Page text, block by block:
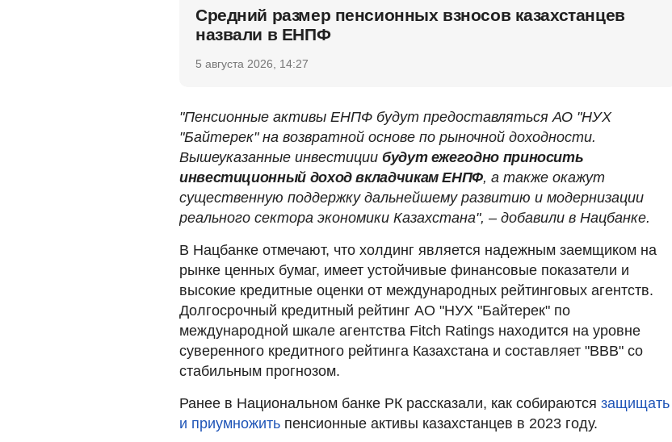
Средний размер пенсионных взносов казахстанцев
назвали в ЕНПФ
5 августа 2026, 14:27
"Пенсионные активы ЕНПФ будут предоставляться АО "НУХ
"Байтерек" на возвратной основе по рыночной доходности.
Вышеуказанные инвестиции будут ежегодно приносить
инвестиционный доход вкладчикам ЕНПФ, а также окажут
существенную поддержку дальнейшему развитию и модернизации
реального сектора экономики Казахстана", – добавили в Нацбанке.
В Нацбанке отмечают, что холдинг является надежным заемщиком на
рынке ценных бумаг, имеет устойчивые финансовые показатели и
высокие кредитные оценки от международных рейтинговых агентств.
Долгосрочный кредитный рейтинг АО "НУХ "Байтерек" по
международной шкале агентства Fitch Ratings находится на уровне
суверенного кредитного рейтинга Казахстана и составляет "ВВВ" со
стабильным прогнозом.
Ранее в Национальном банке РК рассказали, как собираются защищать
и приумножить пенсионные активы казахстанцев в 2023 году.